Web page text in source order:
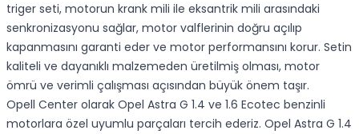
triger seti, motorun krank mili ile eksantrik mili arasındaki
senkronizasyonu sağlar, motor valflerinin doğru açılıp
kapanmasını garanti eder ve motor performansını korur. Setin
kaliteli ve dayanıklı malzemeden üretilmiş olması, motor
ömrü ve verimli çalışması açısından büyük önem taşır.
Opell Center olarak Opel Astra G 1.4 ve 1.6 Ecotec benzinli
motorlara özel uyumlu parçaları tercih ederiz. Opel Astra G 1.4